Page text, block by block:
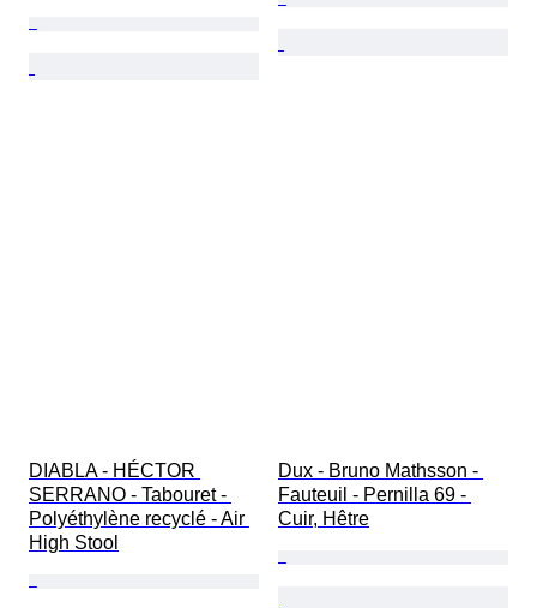
DIABLA - HÉCTOR
SERRANO - Tabouret -
Polyéthylène recyclé - Air
High Stool
Dux - Bruno Mathsson -
Fauteuil - Pernilla 69 -
Cuir, Hêtre